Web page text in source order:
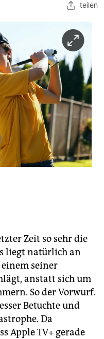
teilen
Zeit so sehr die
liegt natürlich an
seiner
anstatt sich um
So der Vorwurf.
Betuchte und
Da
Apple TV+ gerade